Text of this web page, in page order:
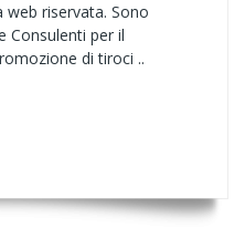
riservata. Sono
Consulenti per il
di tiroci ..